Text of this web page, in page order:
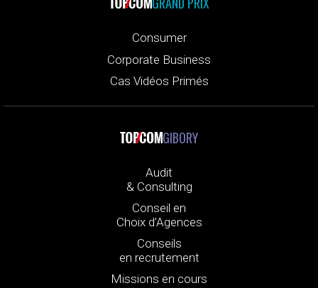
Consumer
Corporate Business
Cas Vidéos Primés
GIBORY
Audit
& Consulting
Conseil en
Choix d’Agences
Conseils
en recrutement
Missions en cours